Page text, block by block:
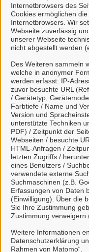
Internetbrowsers des
Cookies ermöglichen
Internetbrowsers. Wir
Webseite zuverlässig
unserer Webseite
nicht abgestellt werden
Des Weiteren sammeln
welche in anonymer
werden erfasst: IP-
zuvor besuchte URL
/ Gerätetyp,
Farbtiefe / Name und
Version und
unterstützte Techniken
PDF) / Zeitpunkt der
Webseiten / besuchte
HTML-Anfragen /
letzten Zugriffs /
eines Benutzers /
verwendete externe
Suchmaschinen (z.B.
Erfassungen von Daten
(Einwilligung). Über die
Sie Ihre Zustimmung
Zustimmung verweigern
Weitere Informationen
Datenschutzerklärung
Rahmen von Matomo“.
Mein
Mein
Identifizierung von
Juristische
kann
natürliche
gewerblich
Eine Nutzung ist
Sinne von § 1 Abs.
(VwVfG) möglich.